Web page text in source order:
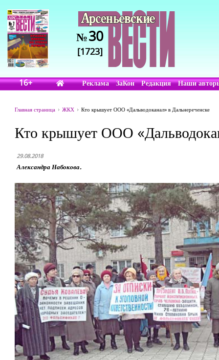
№30
[1723]
16+ Реклама ЗаКон Редакция Наши
Главная страница ЖКХ Кто крышует ООО «Дальводоканал» в Дальнереченске
Кто крышует ООО
29.08.2018
Александра Набокова.